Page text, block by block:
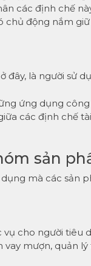
các định chế
chủ động nắm
đây, là người sử
ứng dụng
các định chế
sản
mà các sản
vụ cho người tiêu
vay mượn, quản